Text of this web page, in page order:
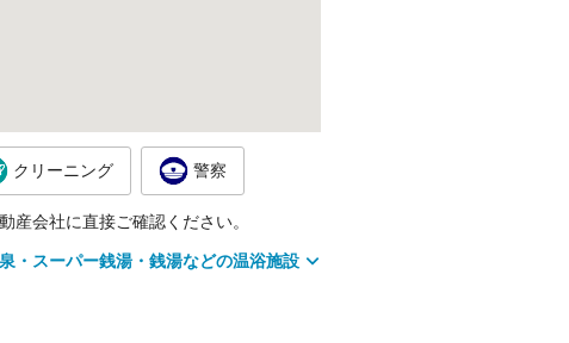
クリーニング 警察
産会社に直接ご確認ください。
・スーパー銭湯・銭湯などの温浴施設